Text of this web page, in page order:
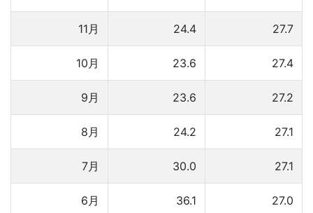
11月 24.4 27.7
10月 23.6 27.4
9月 23.6 27.2
8月 24.2 27.1
7月 30.0 27.1
6月 36.1 27.0